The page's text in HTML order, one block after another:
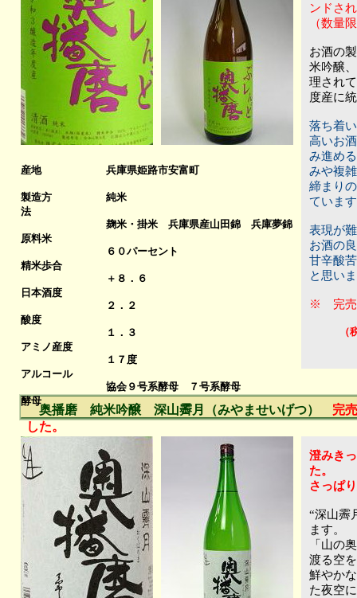
奥播磨 純米吟醸 深山霽月（みやませいげつ） 完
した。
澄みき
た。
さっぱ
“深山霽
ます。
「山の
渡る空を
鮮やか
た夜空
産地
製造方
法
原料米
精米歩合
日本酒度
酸度
アミノ産度
アルコール
酵母
兵庫県姫路市安富町
純米
麹米・掛米 兵庫県産山田錦 兵庫夢錦
６０パーセント
＋８．６
２．２
１．３
１７度
協会９号系酵母 ７号系酵母
ンドさ
（数量
お酒の
米吟醸
理され
度産に
落ち着
高いお
み進め
みや複
締まり
ていま
表現が
お酒の
甘辛酸
と思い
※ 完売
（